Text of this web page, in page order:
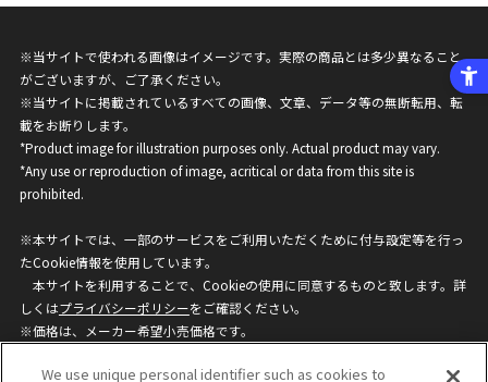
※当サイトで使われる画像はイメージです。実際の商品とは多少異なること
がございますが、ご了承ください。
※当サイトに掲載されているすべての画像、文章、データ等の無断転用、転
載をお断りします。
*Product image for illustration purposes only. Actual product may vary.
*Any use or reproduction of image, acritical or data from this site is
prohibited.
※本サイトでは、一部のサービスをご利用いただくために付与設定等を行っ
たCookie情報を使用しています。
本サイトを利用することで、Cookieの使用に同意するものと致します。詳
しくはプライバシーポリシーをご確認ください。
※価格は、メーカー希望小売価格です。
ざいますのでご了承ください。
We use unique personal identifier such as cookies to